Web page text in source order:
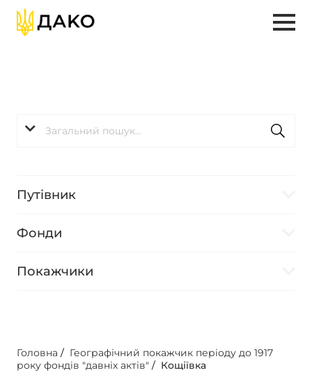
Путівник
Фонди
Покажчики
Головна / Географічний покажчик періоду до 1917
року фондів "давніх актів" / Кощіївка